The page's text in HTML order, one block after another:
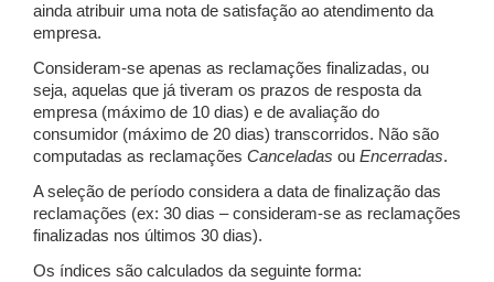
ainda atribuir uma nota de satisfação ao atendimento da
empresa.
Consideram-se apenas as reclamações finalizadas, ou
seja, aquelas que já tiveram os prazos de resposta da
empresa (máximo de 10 dias) e de avaliação do
consumidor (máximo de 20 dias) transcorridos. Não são
computadas as reclamações Canceladas ou Encerradas.
A seleção de período considera a data de finalização das
reclamações (ex: 30 dias – consideram-se as reclamações
finalizadas nos últimos 30 dias).
Os índices são calculados da seguinte forma: